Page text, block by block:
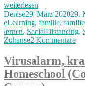
„Die
Zeiten
ändern
sich
–
#WiB
28.
&
29.
weiterlesen
Autor
DeniseVeröffentlicht
am
29. März 202029.
eLearning, familie,
lernen, SocialDistancing,
Zuhause2 Kommentarezu
Virusalarm,
Homeschool